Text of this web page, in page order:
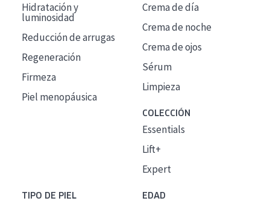
Hidratación y
luminosidad
Reducción de arrugas
Regeneración
Firmeza
Piel menopáusica
Crema de día
Crema de noche
Crema de ojos
Sérum
Limpieza
COLECCIÓN
Essentials
Lift+
Expert
TIPO DE PIEL EDAD